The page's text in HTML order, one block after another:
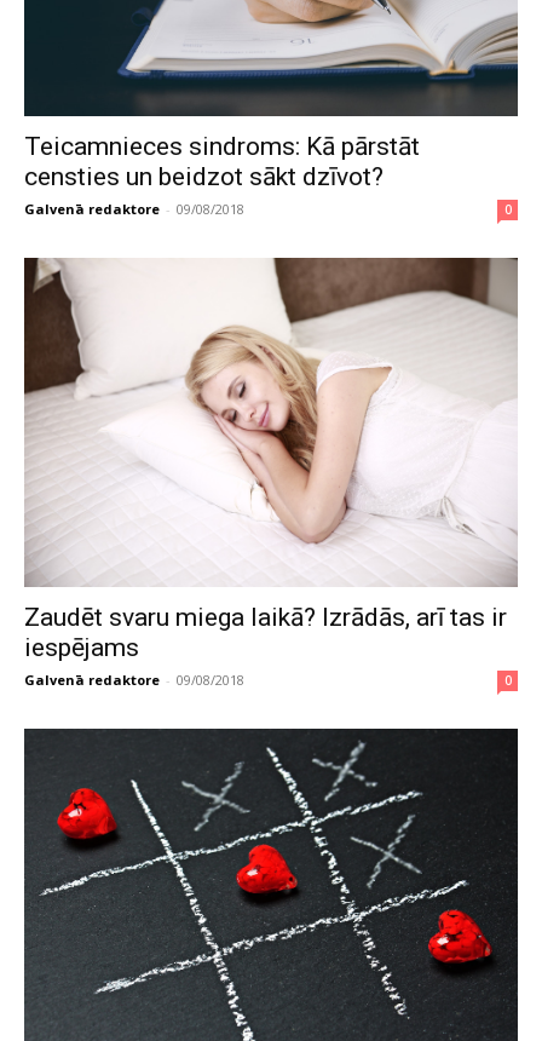
Teicamnieces sindroms: Kā pārstāt
censties un beidzot sākt dzīvot?
Galvenā redaktore - 09/08/2018 0
Zaudēt svaru miega laikā? Izrādās, arī tas ir
iespējams
Galvenā redaktore - 09/08/2018 0